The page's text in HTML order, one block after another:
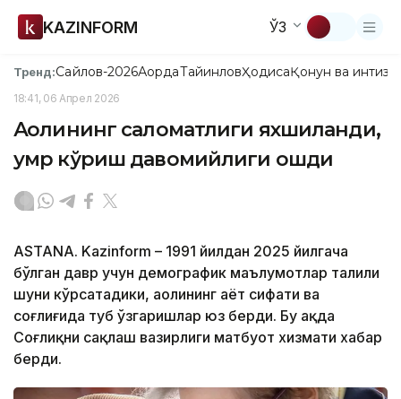
KAZINFORM ЎЗ
Тренд:Сайлов-2026АқордаТайинловҲодисаҚонун ва
18:41, 06 Апрел 2026
Аҳолининг саломатлиги яхшиланди,
умр кўриш давомийлиги ошди
ASTANA. Kazinform – 1991 йилдан 2025 йилгача
бўлган давр учун демографик маълумотлар таҳлили
шуни кўрсатадики, аҳолининг ҳаёт сифати ва
соғлиғида туб ўзгаришлар юз берди. Бу ҳақда
Соғлиқни сақлаш вазирлиги матбуот хизмати хабар
берди.